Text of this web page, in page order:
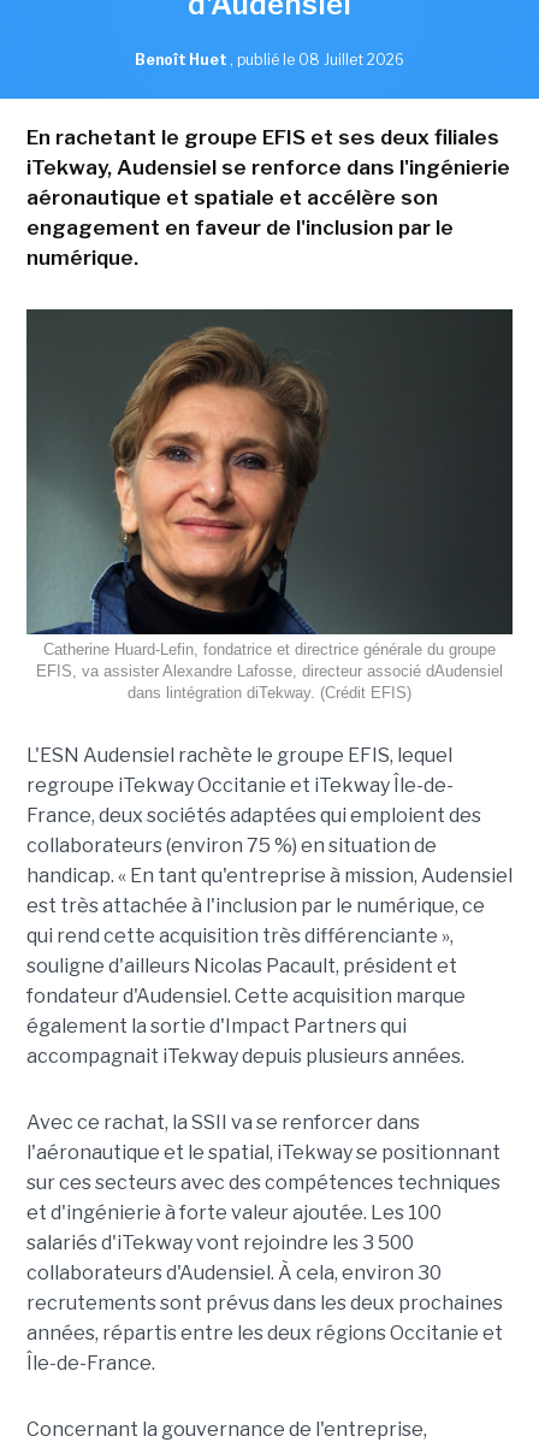
Benoît Huet , publié le 08 Juillet 2026
En rachetant le groupe EFIS et ses deux filiales
iTekway, Audensiel se renforce dans l'ingénierie
aéronautique et spatiale et accélère son
engagement en faveur de l'inclusion par le
numérique.
Catherine Huard-Lefin, fondatrice et directrice générale du groupe
EFIS, va assister Alexandre Lafosse, directeur associé dAudensiel
dans lintégration diTekway. (Crédit EFIS)
L'ESN Audensiel rachète le groupe EFIS, lequel
regroupe iTekway Occitanie et iTekway Île-de-
France, deux sociétés adaptées qui emploient des
collaborateurs (environ 75 %) en situation de
handicap. « En tant qu'entreprise à mission, Audensiel
est très attachée à l'inclusion par le numérique, ce
qui rend cette acquisition très différenciante »,
souligne d'ailleurs Nicolas Pacault, président et
fondateur d'Audensiel. Cette acquisition marque
également la sortie d'Impact Partners qui
accompagnait iTekway depuis plusieurs années.
Avec ce rachat, la SSII va se renforcer dans
l'aéronautique et le spatial, iTekway se positionnant
sur ces secteurs avec des compétences techniques
et d'ingénierie à forte valeur ajoutée. Les 100
salariés d'iTekway vont rejoindre les 3 500
collaborateurs d'Audensiel. À cela, environ 30
recrutements sont prévus dans les deux prochaines
années, répartis entre les deux régions Occitanie et
Île-de-France.
Concernant la gouvernance de l'entreprise,